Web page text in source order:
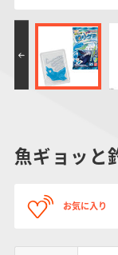
PROJECT
スーパー戦隊シリー
ズ
つりグミ
魚ギョッと
お気に入り